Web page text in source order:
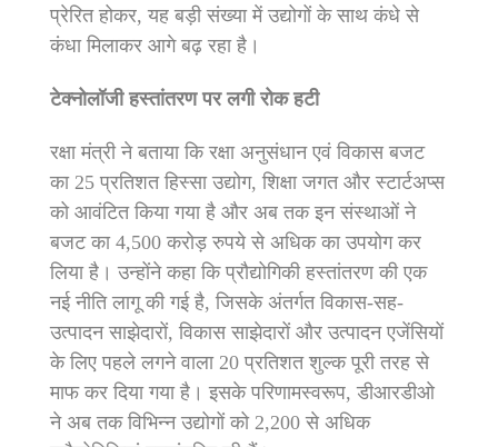
प्रेरित होकर, यह बड़ी संख्या में उद्योगों के साथ कंधे से
कंधा मिलाकर आगे बढ़ रहा है।
टेक्नोलॉजी हस्तांतरण पर लगी रोक हटी
रक्षा मंत्री ने बताया कि रक्षा अनुसंधान एवं विकास बजट
का 25 प्रतिशत हिस्सा उद्योग, शिक्षा जगत और स्टार्टअप्स
को आवंटित किया गया है और अब तक इन संस्थाओं ने
बजट का 4,500 करोड़ रुपये से अधिक का उपयोग कर
लिया है। उन्होंने कहा कि प्रौद्योगिकी हस्तांतरण की एक
नई नीति लागू की गई है, जिसके अंतर्गत विकास-सह-
उत्पादन साझेदारों, विकास साझेदारों और उत्पादन एजेंसियों
के लिए पहले लगने वाला 20 प्रतिशत शुल्क पूरी तरह से
माफ कर दिया गया है। इसके परिणामस्वरूप, डीआरडीओ
ने अब तक विभिन्न उद्योगों को 2,200 से अधिक